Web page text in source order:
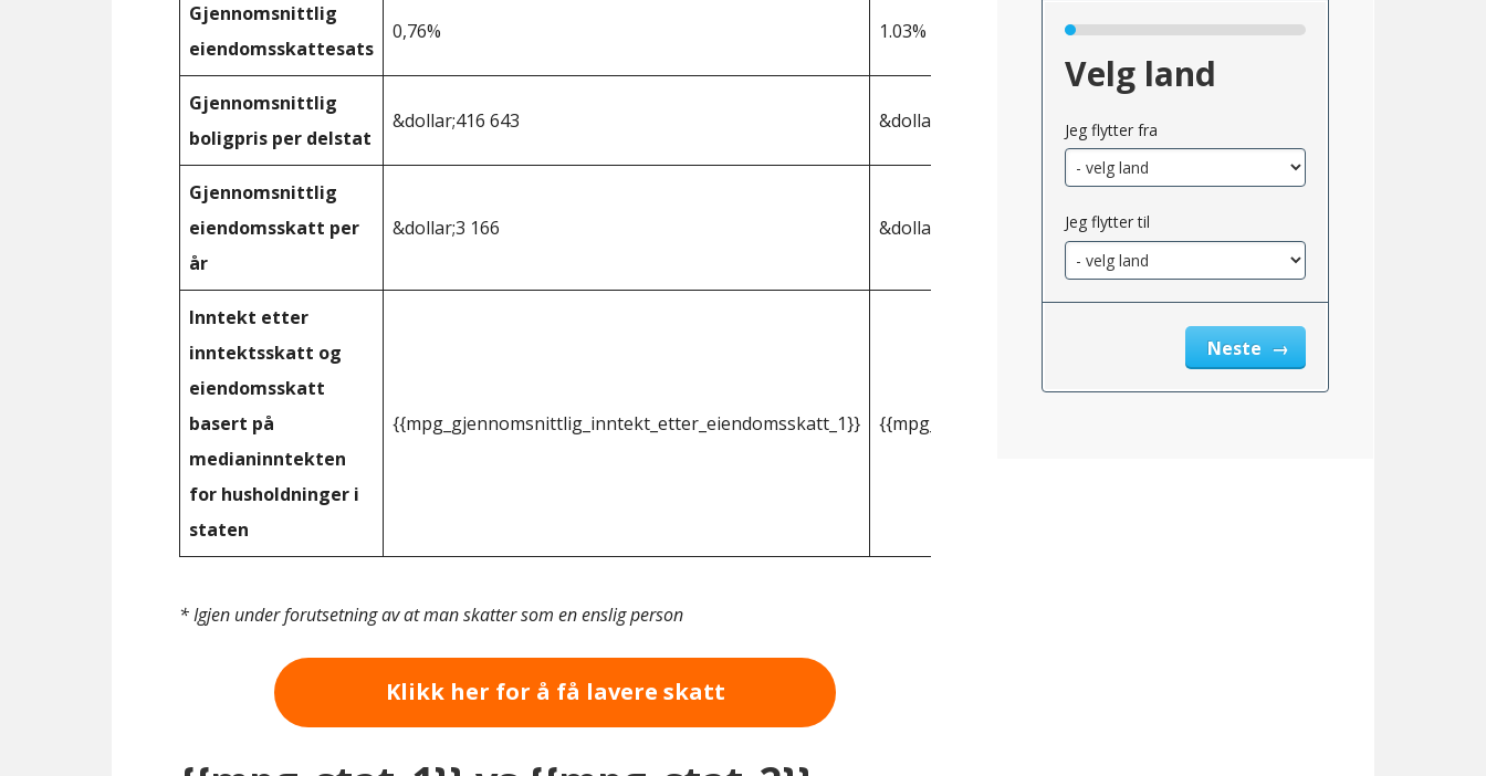
Gjennomsnittlig
eiendomsskattesats
0,76% 1.03%
Gjennomsnittlig
boligpris per delstat
&dollar;416 643 &dollar;296 811
Gjennomsnittlig
eiendomsskatt per
år
&dollar;3 166 &dollar;3 057
Inntekt etter
inntektsskatt og
eiendomsskatt
basert på
medianinntekten
for husholdninger i
staten
{{mpg_gjennomsnittlig_inntekt_etter_eiendomsskatt_1}} {{mpg_gjennomsnittlig_inntekt_etter_eiendomsskatt_2}}
* Igjen under forutsetning av at man skatter som en enslig person
Klikk her for å få lavere skatt
Velg land
Jeg flytter fra
Jeg flytter til
Neste